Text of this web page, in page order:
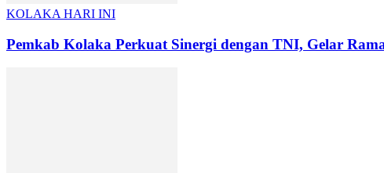
KOLAKA HARI INI
Pemkab Kolaka Perkuat Sinergi dengan TNI, Gelar